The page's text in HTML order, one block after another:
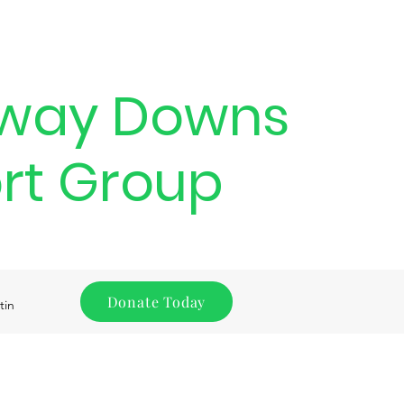
Downs
Group
Donate Today